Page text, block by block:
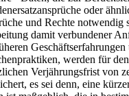
oder
und Rechte notwendig
damit verbundener
werden für
Verjährungsfrist von
es sei denn, eine